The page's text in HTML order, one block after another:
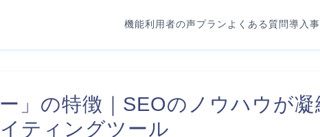
機能利用者の声プラン よくある質問導入事
」の特徴｜SEOのノウハウが凝
ティングツール